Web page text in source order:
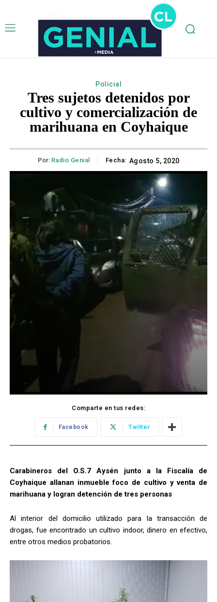
Policial
Tres sujetos detenidos por
cultivo y comercialización de
marihuana en Coyhaique
Por: Radio Genial Fecha: Agosto 5, 2020
Comparte en tus redes:
Facebook Twitter
Carabineros del O.S.7 Aysén junto a la Fiscalía de
Coyhaique allanan inmueble foco de cultivo y venta de
marihuana y logran detención de tres personas
Al interior del domicilio utilizado para la transacción de
drogas, fue encontrado un cultivo indoor, dinero en efectivo,
entre otros medios probatorios.